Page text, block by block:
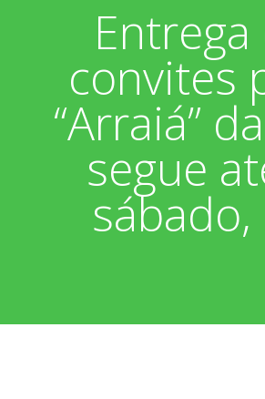
Notícias
Vídeos
Aniversariantes
Boletim Informativo
Extrato do Cartão
Nossos Convênios
Sobre
Diretoria
Nossa História
Entrega
convites
“Arraiá”
segue
sábado,